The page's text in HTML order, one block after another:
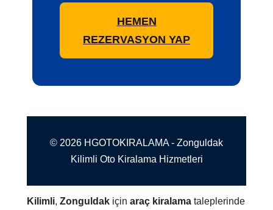
HEMEN
REZERVASYON YAP
© 2026 HGOTOKIRALAMA - Zonguldak
Kilimli Oto Kiralama Hizmetleri
Kilimli,Zonguldak içinaraç kiralama taleplerinde